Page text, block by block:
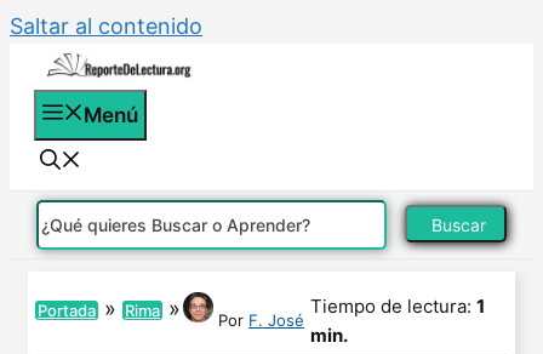
Saltar al contenido
Menú
Buscar
Portada » Rima » Por F. José
Tiempo de lectura: 1
min.